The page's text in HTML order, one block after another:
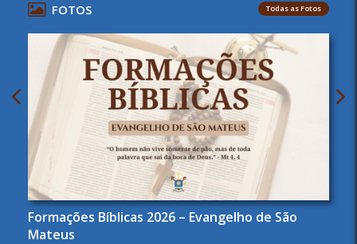
FOTOS Todas as Fotos
Formações Bíblicas 2026 – Evangelho de São
Mateus